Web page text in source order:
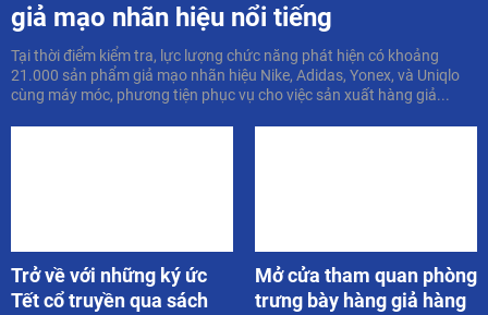
giả mạo nhãn hiệu nổi tiếng
Tại thời điểm kiểm tra, lực lượng chức năng phát hiện có khoảng
21.000 sản phẩm giả mạo nhãn hiệu Nike, Adidas, Yonex, và Uniqlo
cùng máy móc, phương tiện phục vụ cho việc sản xuất hàng giả...
Trở về với những ký ức
Tết cổ truyền qua sách
Mở cửa tham quan phòng
trưng bày hàng giả hàng